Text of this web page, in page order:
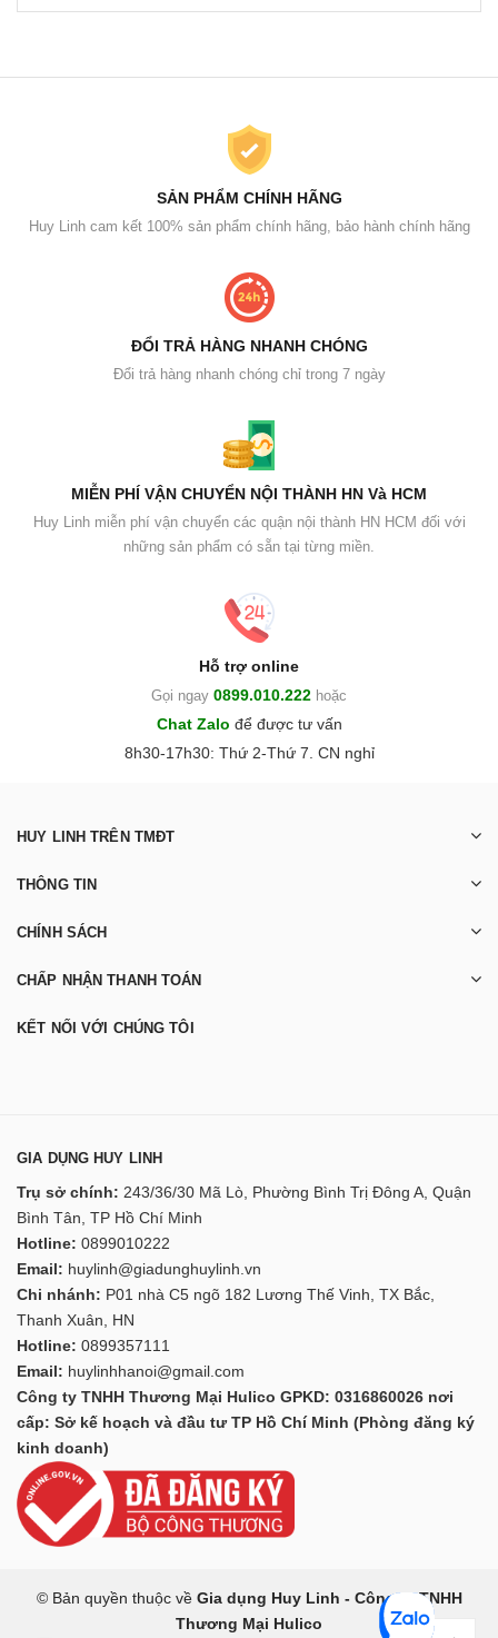
SẢN PHẨM CHÍNH HÃNG
Huy Linh cam kết 100% sản phẩm chính hãng, bảo hành chính hãng
ĐỔI TRẢ HÀNG NHANH CHÓNG
Đổi trả hàng nhanh chóng chỉ trong 7 ngày
MIỄN PHÍ VẬN CHUYỂN NỘI THÀNH HN Và HCM
Huy Linh miễn phí vận chuyển các quận nội thành HN HCM đối với
những sản phẩm có sẵn tại từng miền.
Hỗ trợ online
Gọi ngay 0899.010.222 hoặc
Chat Zalo để được tư vấn
8h30-17h30: Thứ 2-Thứ 7. CN nghỉ
HUY LINH TRÊN TMĐT
THÔNG TIN
CHÍNH SÁCH
CHẤP NHẬN THANH TOÁN
KẾT NỐI VỚI CHÚNG TÔI
GIA DỤNG HUY LINH
Trụ sở chính: 243/36/30 Mã Lò, Phường Bình Trị Đông A, Quận
Bình Tân, TP Hồ Chí Minh
Hotline: 0899010222
Email: huylinh@giadunghuylinh.vn
Chi nhánh: P01 nhà C5 ngõ 182 Lương Thế Vinh, TX Bắc,
Thanh Xuân, HN
Hotline: 0899357111
Email: huylinhhanoi@gmail.com
Công ty TNHH Thương Mại Hulico GPKD: 0316860026 nơi
cấp: Sở kế hoạch và đầu tư TP Hồ Chí Minh (Phòng đăng ký
kinh doanh)
© Bản quyền thuộc về Gia dụng Huy Linh - Công ty TNHH
Thương Mại Hulico